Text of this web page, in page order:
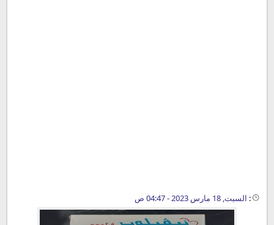
: السبت, 18 مارس 2023 - 04:47 ص